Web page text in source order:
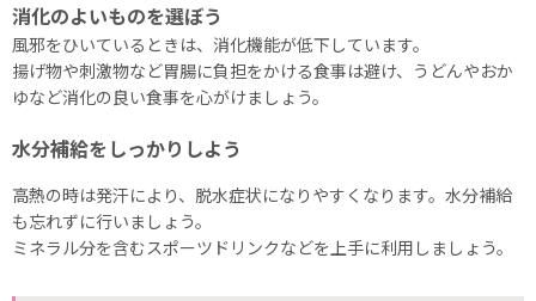
消化のよいものを選ぼう
風邪をひいているときは、消化機能が低下しています。
揚げ物や刺激物など胃腸に負担をかける食事は避け、うどんやおか
ゆなど消化の良い食事を心がけましょう。
水分補給をしっかりしよう
高熱の時は発汗により、脱水症状になりやすくなります。水分補給
も忘れずに行いましょう。
ミネラル分を含むスポーツドリンクなどを上手に利用しましょう。